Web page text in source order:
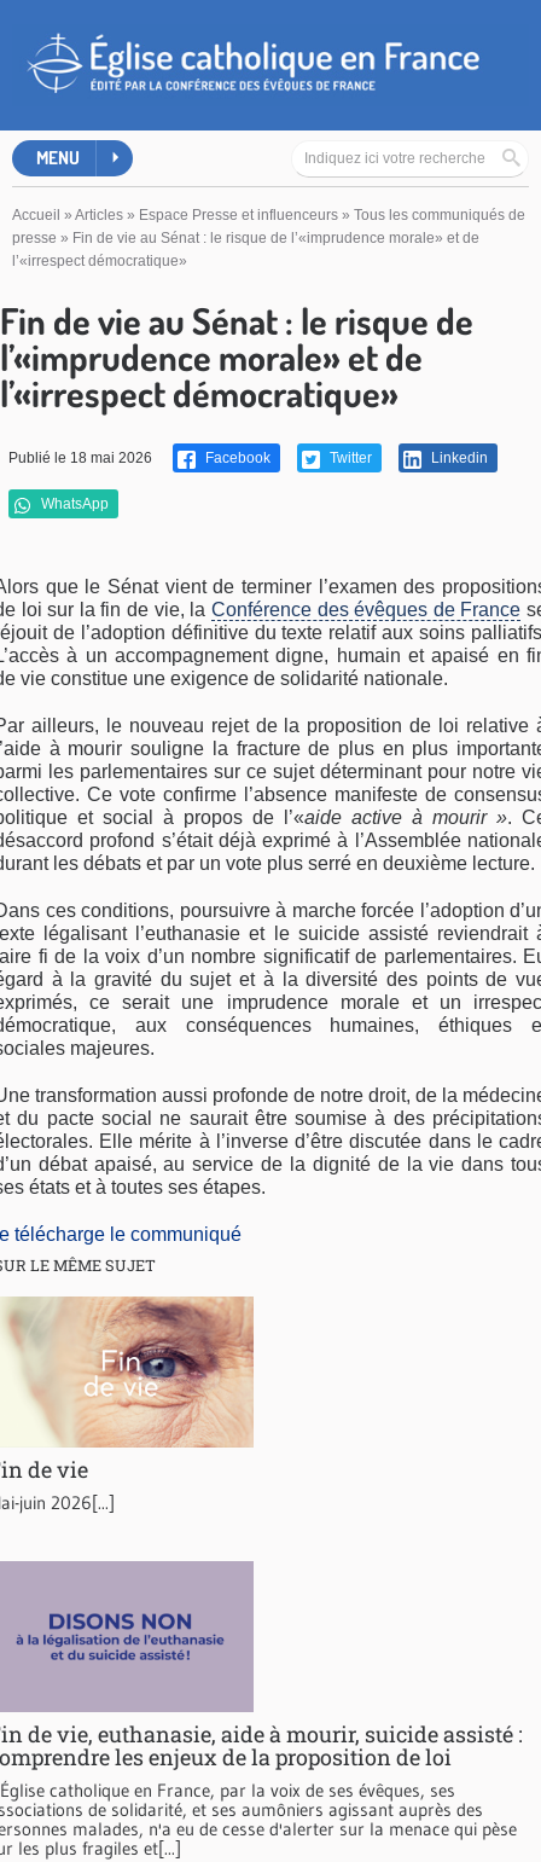
MENU
Accueil » Articles » Espace Presse et influenceurs » Tous les communiqués de
presse » Fin de vie au Sénat : le risque de l’«imprudence morale» et de
l’«irrespect démocratique»
Fin de vie au Sénat : le risque de
l’«imprudence morale» et de
l’«irrespect démocratique»
Publié le 18 mai 2026 Facebook Twitter Linkedin
WhatsApp
que le Sénat vient de terminer l’examen des
loi sur la fin de vie, la Conférence des évêques de France
de l’adoption définitive du texte relatif aux soins
à un accompagnement digne, humain et apaisé en
vie constitue une exigence de solidarité nationale.
ailleurs, le nouveau rejet de la proposition de loi relative
à mourir souligne la fracture de plus en plus
les parlementaires sur ce sujet déterminant pour notre
Ce vote confirme l’absence manifeste de
et social à propos de l’«aide active à mourir ».
profond s’était déjà exprimé à l’Assemblée
les débats et par un vote plus serré en deuxième lecture.
ces conditions, poursuivre à marche forcée l’adoption
légalisant l’euthanasie et le suicide assisté reviendrait
fi de la voix d’un nombre significatif de parlementaires.
à la gravité du sujet et à la diversité des points de
ce serait une imprudence morale et un
aux conséquences humaines, éthiques
majeures.
transformation aussi profonde de notre droit, de la
du pacte social ne saurait être soumise à des
Elle mérite à l’inverse d’être discutée dans le
débat apaisé, au service de la dignité de la vie dans
états et à toutes ses étapes.
télécharge le communiqué
LE MÊME SUJET
de vie
juin 2026[...]
de vie, euthanasie, aide à mourir, suicide assisté :
les enjeux de la proposition de loi
catholique en France, par la voix de ses évêques, ses
de solidarité, et ses aumôniers agissant auprès des
malades, n'a eu de cesse d'alerter sur la menace qui pèse
les plus fragiles et[...]